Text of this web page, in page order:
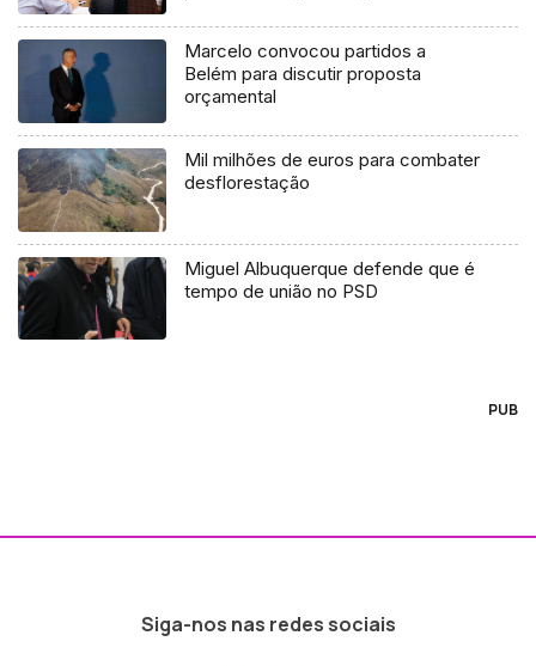
Marcelo convocou partidos a
Belém para discutir proposta
orçamental
Mil milhões de euros para combater
desflorestação
Miguel Albuquerque defende que é
tempo de união no PSD
PUB
Siga-nos nas redes sociais